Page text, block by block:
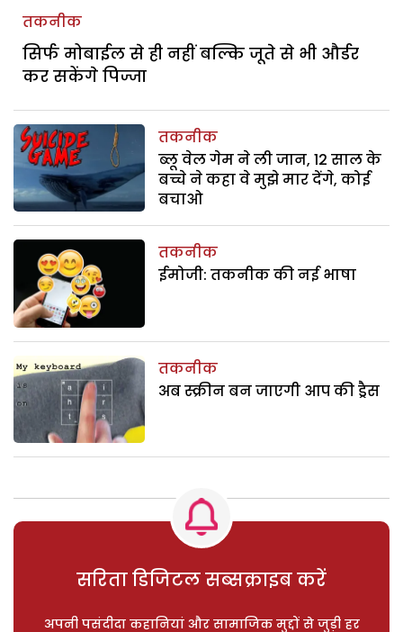
तकनीक
सिर्फ मोबाईल से ही नहीं बल्कि जूते से भी और्डर
कर सकेंगे पिज्जा
तकनीक
ब्लू वेल गेम ने ली जान, 12 साल के
बच्चे ने कहा वे मुझे मार देंगे, कोई
बचाओ
तकनीक
ईमोजी: तकनीक की नई भाषा
तकनीक
अब स्क्रीन बन जाएगी आप की ड्रैस
सरिता डिजिटल सब्सक्राइब करें
अपनी पसंदीदा कहानियां और सामाजिक मुद्दों से जुड़ी हर